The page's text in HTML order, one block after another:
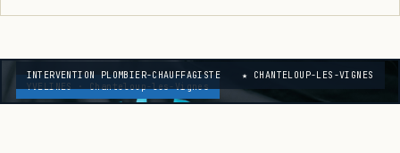
YVELINES · Chanteloup-les-Vignes
INTERVENTION PLOMBIER-CHAUFFAGISTE ★ CHANTELOUP-LES-VIGNES